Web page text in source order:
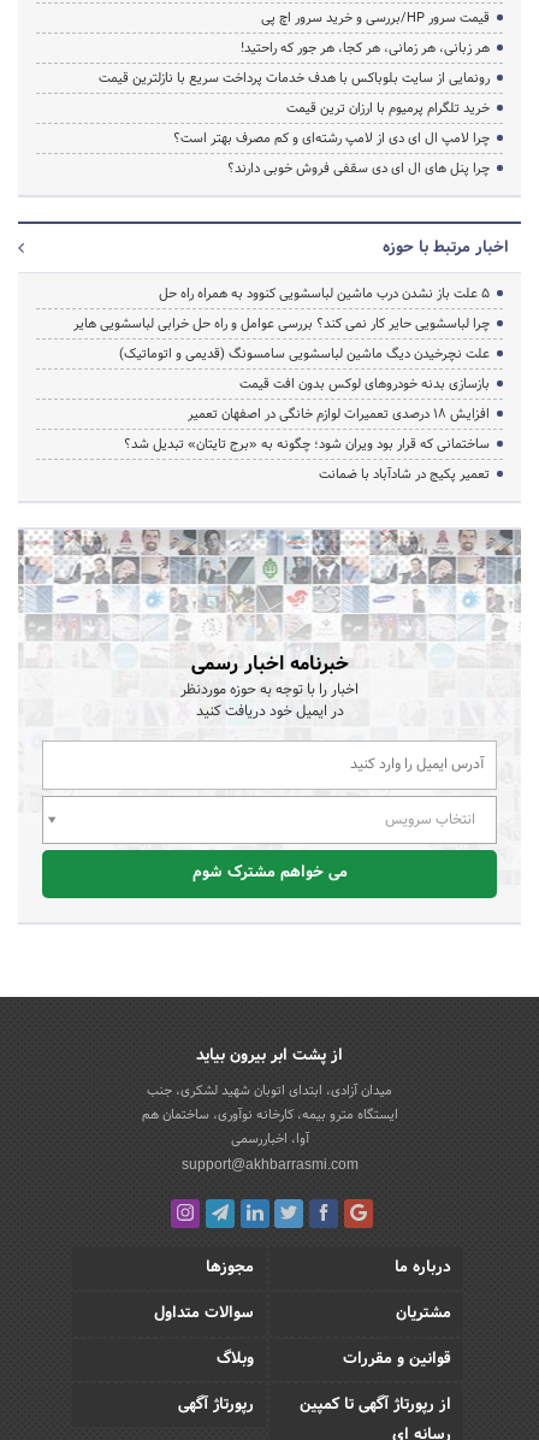
قیمت سرور HP/بررسی و خرید سرور اچ پی
هر زبانی، هر زمانی، هر کجا، هر جور که راحتید!
رونمایی از سایت بلوباکس با هدف خدمات پرداخت سریع با نازلترین قیمت
خرید تلگرام پرمیوم با ارزان ترین قیمت
چرا لامپ ال ای دی از لامپ رشته‌ای و کم مصرف بهتر است؟
چرا پنل های ال ای دی سقفی فروش خوبی دارند؟
اخبار مرتبط با حوزه
5 علت باز نشدن درب ماشین لباسشویی کنوود به همراه راه حل
چرا لباسشویی حایر کار نمی کند؟ بررسی عوامل و راه حل خرابی لباسشویی هایر
علت نچرخیدن دیگ ماشین لباسشویی سامسونگ (قدیمی و اتوماتیک)
بازسازی بدنه خودروهای لوکس بدون افت قیمت
افزایش ۱۸ درصدی تعمیرات لوازم خانگی در اصفهان تعمیر
ساختمانی که قرار بود ویران شود؛ چگونه به «برج تایتان» تبدیل شد؟
تعمیر پکیج در شادآباد با ضمانت
خبرنامه اخبار رسمی
اخبار را با توجه به حوزه موردنظر
در ایمیل خود دریافت کنید
انتخاب سرویس
می خواهم مشترک شوم
از پشت ابر بیرون بیاید
میدان آزادی، ابتدای اتوبان شهید لشکری، جنب
ایستگاه مترو بیمه، کارخانه نوآوری، ساختمان هم
آوا، اخباررسمی
support@akhbarrasmi.com
درباره ما
مجوزها
مشتریان
سوالات متداول
قوانین و مقررات
وبلاگ
از رپورتاژ آگهی تا کمپین
رپورتاژ آگهی